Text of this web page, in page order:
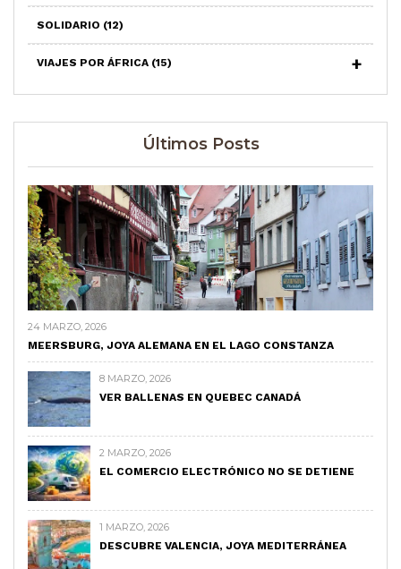
SOLIDARIO (12)
VIAJES POR ÁFRICA (15)
Últimos Posts
24 MARZO, 2026
MEERSBURG, JOYA ALEMANA EN EL LAGO CONSTANZA
8 MARZO, 2026
VER BALLENAS EN QUEBEC CANADÁ
2 MARZO, 2026
EL COMERCIO ELECTRÓNICO NO SE DETIENE
1 MARZO, 2026
DESCUBRE VALENCIA, JOYA MEDITERRÁNEA